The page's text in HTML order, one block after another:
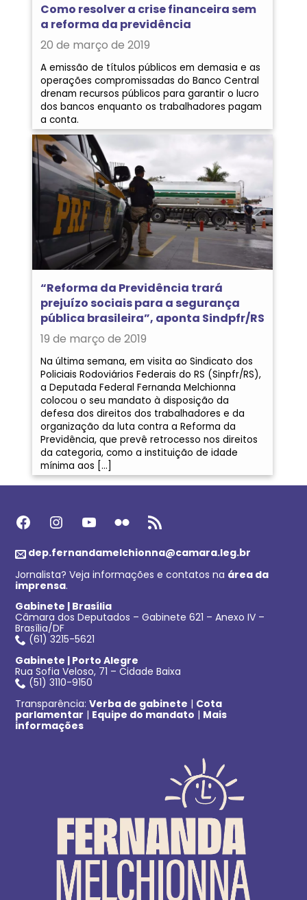
Como resolver a crise financeira sem
a reforma da previdência
20 de março de 2019
A emissão de títulos públicos em demasia e as
operações compromissadas do Banco Central
drenam recursos públicos para garantir o lucro
dos bancos enquanto os trabalhadores pagam
a conta.
“Reforma da Previdência trará
prejuízo sociais para a segurança
pública brasileira”, aponta Sindpfr/RS
19 de março de 2019
Na última semana, em visita ao Sindicato dos
Policiais Rodoviários Federais do RS (Sinpfr/RS),
a Deputada Federal Fernanda Melchionna
colocou o seu mandato à disposição da
defesa dos direitos dos trabalhadores e da
organização da luta contra a Reforma da
Previdência, que prevê retrocesso nos direitos
da categoria, como a instituição de idade
mínima aos […]
Facebook Instagram Youtube Flickr Feed RSS
dep.fernandamelchionna@camara.leg.br
Jornalista? Veja informações e contatos na área da
imprensa.
Gabinete | Brasília
Câmara dos Deputados – Gabinete 621 – Anexo IV –
Brasília/DF
(61) 3215-5621
Gabinete | Porto Alegre
Rua Sofia Veloso, 71 – Cidade Baixa
(51) 3110-9150
Transparência:Verba de gabinete | Cota
parlamentar | Equipe do mandato | Mais
informações